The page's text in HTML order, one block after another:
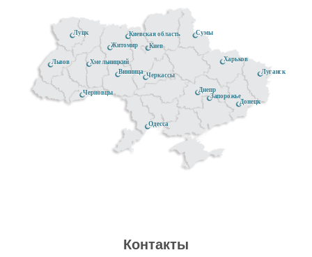
Черкассы
Черновцы
Сумы
Луганск
Одесса
Донецк
Киев
Днепр
Киевская область
Запорожье
Житомир
Винница
Хмельницкий
Луцк
Львов Харьков
Контакты